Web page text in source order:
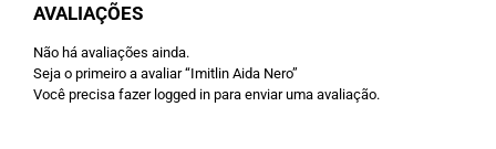
AVALIAÇÕES
Não há avaliações ainda.
Seja o primeiro a avaliar “Imitlin Aida Nero”
Você precisa fazer logged in para enviar uma avaliação.